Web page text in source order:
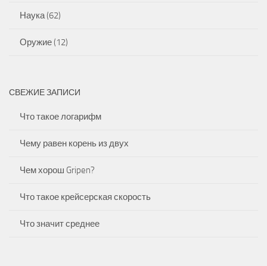
Наука(62)
Оружие(12)
СВЕЖИЕ ЗАПИСИ
Что такое логарифм
Чему равен корень из двух
Чем хорош Gripen?
Что такое крейсерская скорость
Что значит среднее